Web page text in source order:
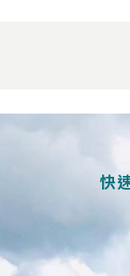
快